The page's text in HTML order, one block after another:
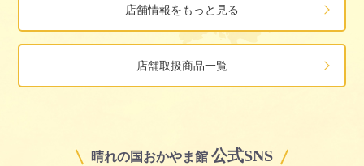
店舗情報をもっと見る
店舗取扱商品一覧
晴れの国おかやま館 公式SNS